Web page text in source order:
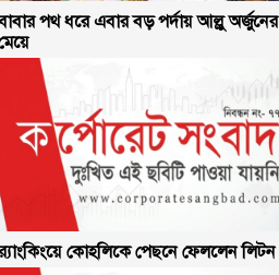
পথ ধরে এবার বড় পর্দায় আল্লু অর্জুনের
কোহলিকে পেছনে ফেললেন লিটন